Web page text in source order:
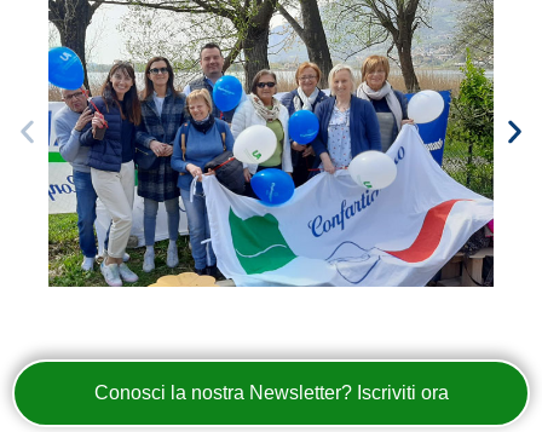
Conosci la nostra Newsletter? Iscriviti ora